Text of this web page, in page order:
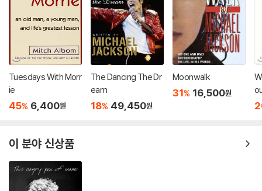
Tuesdays With Morr
ie
45% 6,400원
The Dancing The Dr
eam
18% 49,450원
Moonwalk
31% 16,500원
이 분야 신상품